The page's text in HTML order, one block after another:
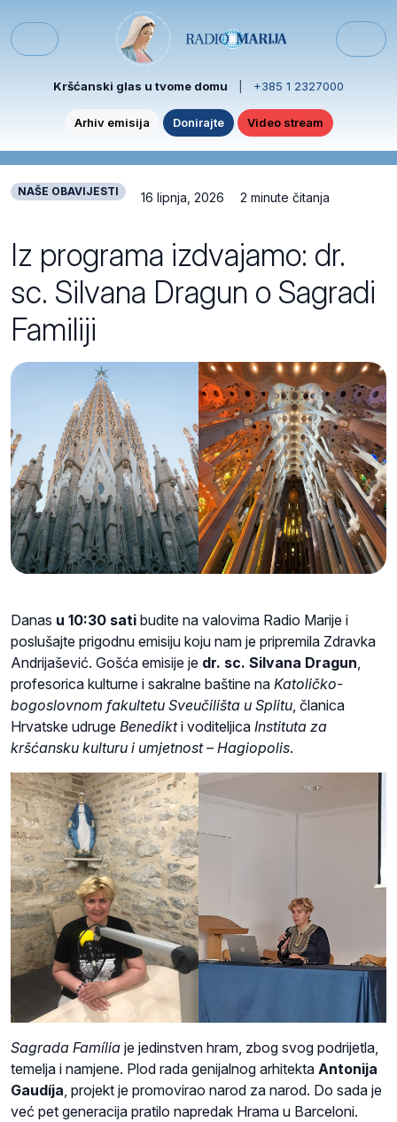
Menu
Kršćanski glas u tvome domu +385 1 2327000
Arhiv emisija Donirajte Video stream
NAŠE OBAVIJESTI 16 lipnja, 2026 2 minute čitanja
Iz programa izdvajamo: dr.
sc. Silvana Dragun o Sagradi
Familiji
Danas u 10:30 sati budite na valovima Radio Marije i
poslušajte prigodnu emisiju koju nam je pripremila Zdravka
Andrijašević. Gošća emisije je dr. sc. Silvana Dragun
profesorica kulturne i sakralne baštine na Katoličko-
bogoslovnom fakultetu Sveučilišta u Splitu , članica
Hrvatske udruge Benedikti voditeljica Instituta za
kršćansku kulturu i umjetnost – Hagiopolis.
Sagrada Família je jedinstven hram, zbog svog podrijetla,
temelja i namjene. Plod rada genijalnog arhitekta Antonija
Gaudíja, projekt je promovirao narod za narod. Do sada je
već pet generacija pratilo napredak Hrama u Barceloni.